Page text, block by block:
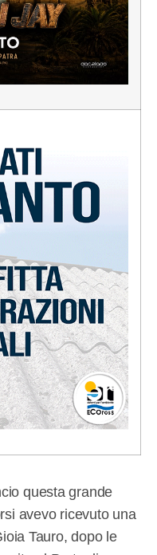
questa grande
avevo ricevuto una
Tauro, dopo le